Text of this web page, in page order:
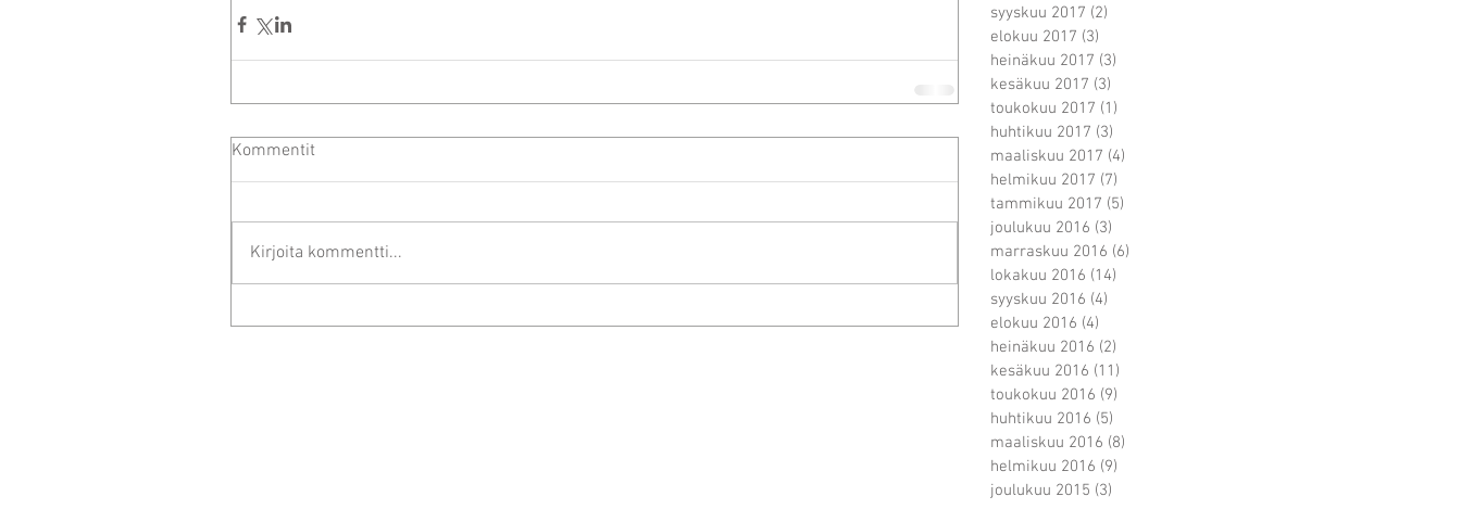
Kommentit
Kirjoita kommentti...
syyskuu 2017 (2)
elokuu 2017 (3)
heinäkuu 2017 (3)
kesäkuu 2017 (3)
toukokuu 2017 (1)
huhtikuu 2017 (3)
maaliskuu 2017 (4)
helmikuu 2017 (7)
tammikuu 2017 (5)
joulukuu 2016 (3)
marraskuu 2016 (6)
lokakuu 2016 (14)
syyskuu 2016 (4)
elokuu 2016 (4)
heinäkuu 2016 (2)
kesäkuu 2016 (11)
toukokuu 2016 (9)
huhtikuu 2016 (5)
maaliskuu 2016 (8)
helmikuu 2016 (9)
joulukuu 2015 (3)